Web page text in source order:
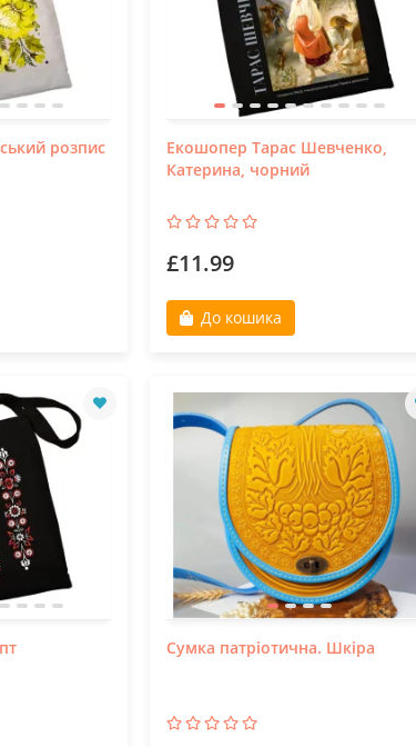
розпис
Екошопер Тарас Шевченко,
Катерина, чорний
£11.99
До кошика
Сумка патріотична. Шкіра